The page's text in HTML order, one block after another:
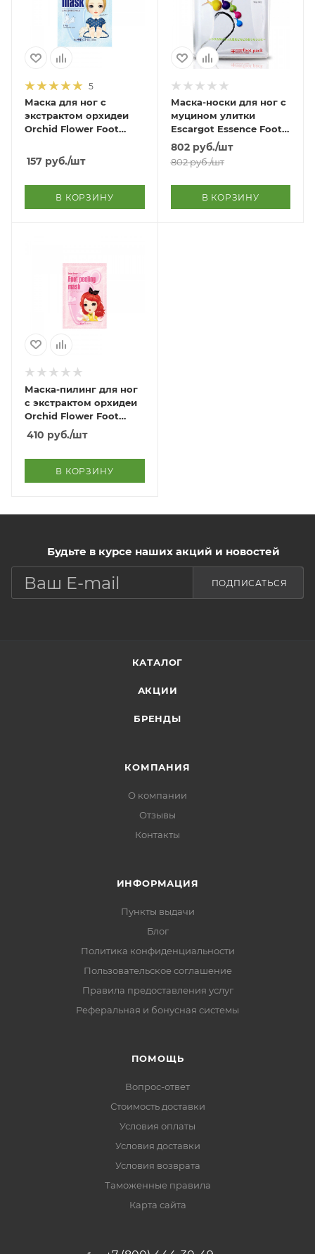
5
Маска для ног с
экстрактом орхидеи
Orchid Flower Foot
157 руб./шт
В КОРЗИНУ
Маска-носки для ног с
муцином улитки
Escargot Essence Foot
Pack
802руб./шт
802руб./шт
В КОРЗИНУ
Маска-пилинг для ног
с экстрактом орхидеи
Orchid Flower Foot
Peeling Mask
410 руб./шт
В КОРЗИНУ
Будьте в курсе наших акций и новостей
ПОДПИСАТЬСЯ
КАТАЛОГ
АКЦИИ
БРЕНДЫ
КОМПАНИЯ
О компании
Отзывы
Контакты
ИНФОРМАЦИЯ
Пункты выдачи
Блог
Политика конфиденциальности
Пользовательское соглашение
Правила предоставления услуг
Реферальная и бонусная системы
ПОМОЩЬ
Вопрос-ответ
Стоимость доставки
Условия оплаты
Условия доставки
Условия возврата
Таможенные правила
Карта сайта